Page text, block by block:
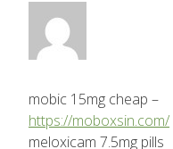
mobic 15mg cheap –
https://moboxsin.com/
meloxicam 7.5mg pills